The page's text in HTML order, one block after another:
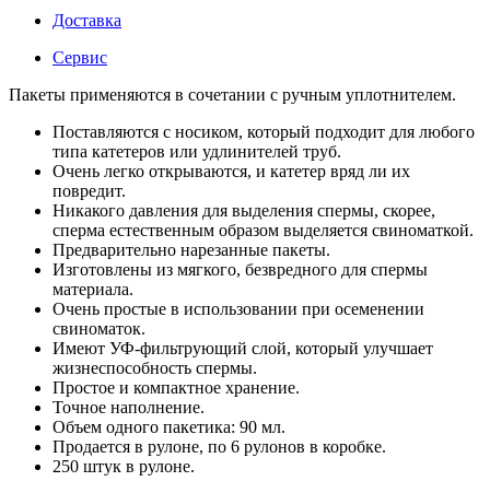
Доставка
Сервис
Пакеты применяются в сочетании с ручным уплотнителем.
Поставляются с носиком, который подходит для любого
типа катетеров или удлинителей труб.
Очень легко открываются, и катетер вряд ли их
повредит.
Никакого давления для выделения спермы, скорее,
сперма естественным образом выделяется свиноматкой.
Предварительно нарезанные пакеты.
Изготовлены из мягкого, безвредного для спермы
материала.
Очень простые в использовании при осеменении
свиноматок.
Имеют УФ-фильтрующий слой, который улучшает
жизнеспособность спермы.
Простое и компактное хранение.
Точное наполнение.
Объем одного пакетика: 90 мл.
Продается в рулоне, по 6 рулонов в коробке.
250 штук в рулоне.